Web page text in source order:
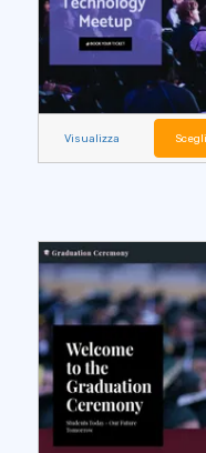
Visualizza Scegli